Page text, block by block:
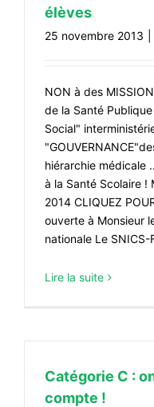
élèves
25 novembre 2013
NON à des
de la Santé
Social"
hiérarchie médicale
à la Santé Scolaire !
2014 CLIQUEZ
ouverte à Monsieur
nationale Le
Lire la suite
Catégorie C :
compte !